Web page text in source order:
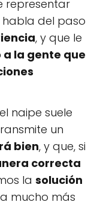
representar
habla del paso
, y que le
la gente que
naipe suele
un
bien, y que, si
correcta
la solución
mucho más